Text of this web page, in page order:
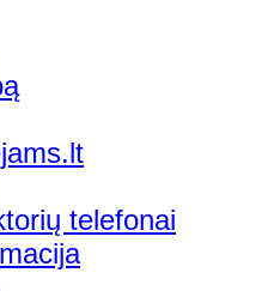
telefonai